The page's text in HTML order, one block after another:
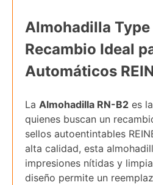
Almohadilla Type
Recambio Ideal
Automáticos
La Almohadilla RN-B2 es
quienes buscan un
sellos autoentintables
alta calidad, esta
impresiones nítidas y
diseño permite un